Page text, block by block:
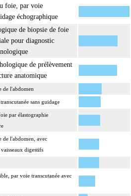
foie, par voie
échographique
de biopsie de foie
pour diagnostic
de prélèvement
anatomique
de l'abdomen
sans guidage
par élastographie
de l'abdomen, avec
digestifs
par voie transcutanée avec